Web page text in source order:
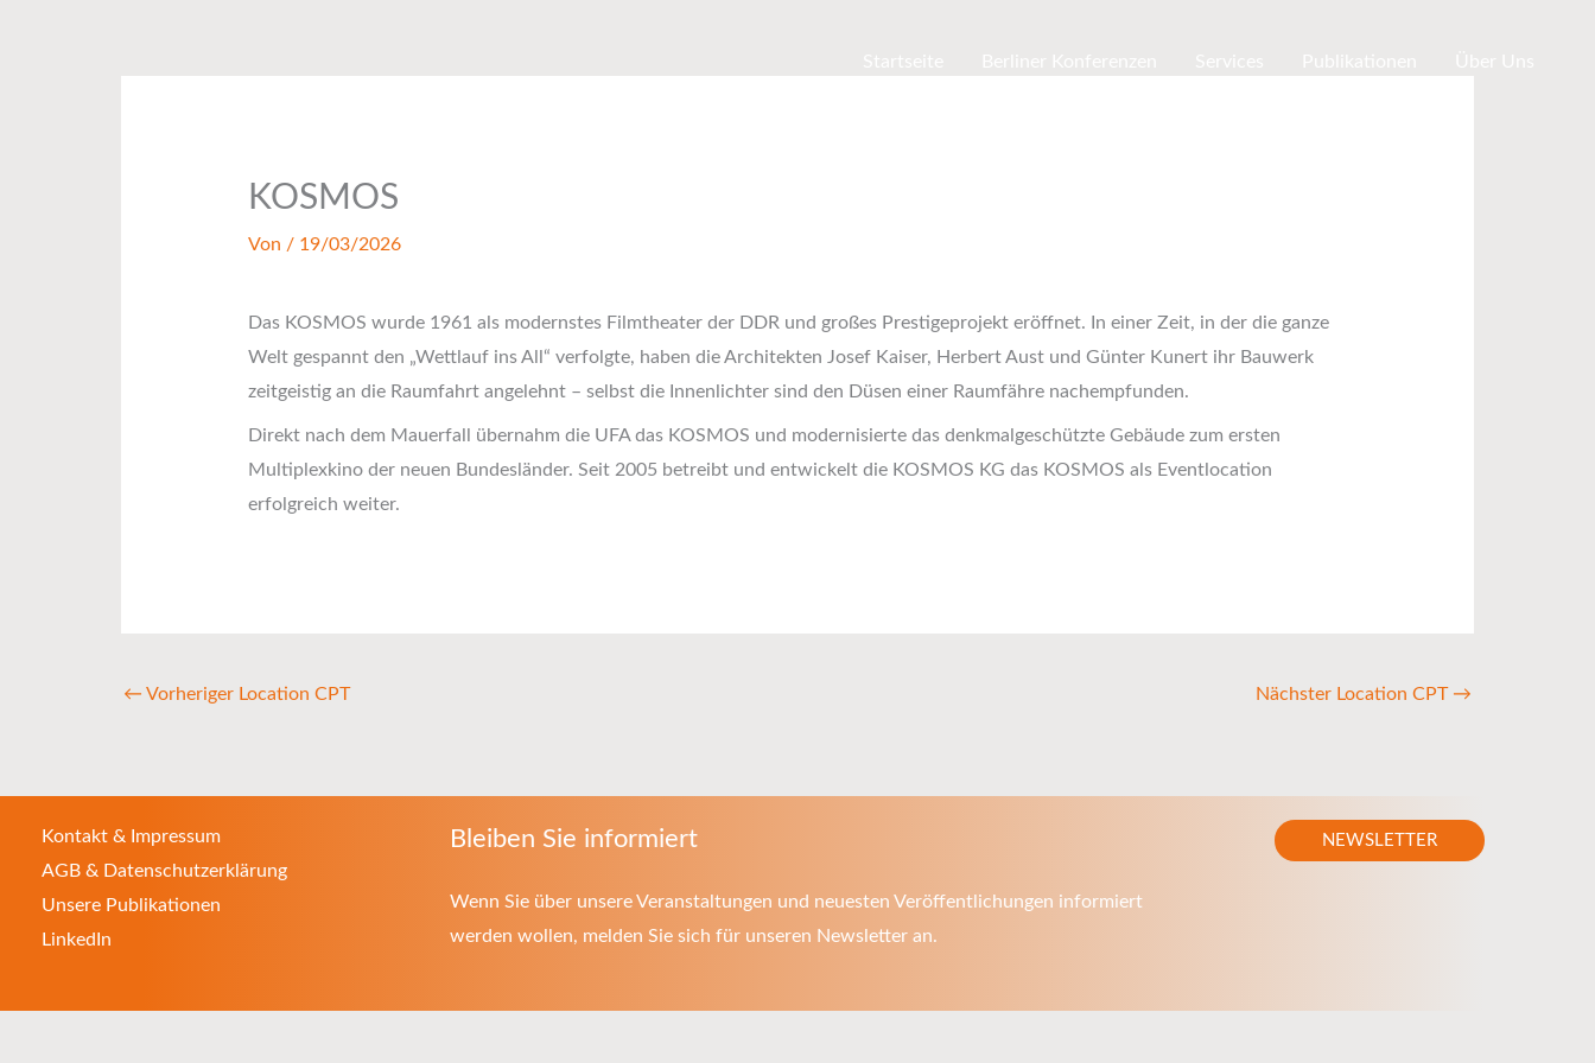
KOSMOS
Von / 19/03/2026
Das KOSMOS wurde 1961 als modernstes Filmtheater der DDR und großes Prestigeprojekt eröffnet. In einer Zeit, in der die ganze
Welt gespannt den „Wettlauf ins All“ verfolgte, haben die Architekten Josef Kaiser, Herbert Aust und Günter Kunert ihr Bauwerk
zeitgeistig an die Raumfahrt angelehnt – selbst die Innenlichter sind den Düsen einer Raumfähre nachempfunden.
Direkt nach dem Mauerfall übernahm die UFA das KOSMOS und modernisierte das denkmalgeschützte Gebäude zum ersten
Multiplexkino der neuen Bundesländer. Seit 2005 betreibt und entwickelt die KOSMOS KG das KOSMOS als Eventlocation
erfolgreich weiter.
← Vorheriger Location CPT Nächster Location CPT →
Kontakt & Impressum
AGB & Datenschutzerklärung
Unsere Publikationen
LinkedIn
Bleiben Sie informiert
Wenn Sie über unsere Veranstaltungen und neuesten Veröffentlichungen informiert
werden wollen, melden Sie sich für unseren Newsletter an.
NEWSLETTER